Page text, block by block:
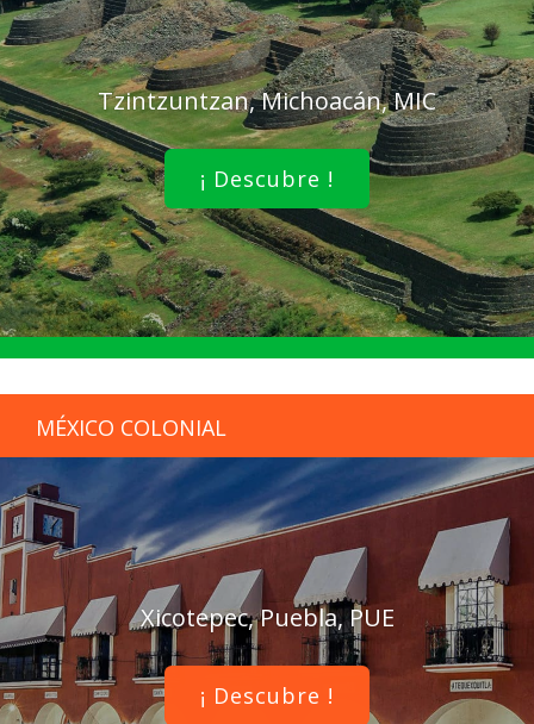
Tzintzuntzan, Michoacán, MIC
¡ Descubre !
MÉXICO COLONIAL
Xicotepec, Puebla, PUE
¡ Descubre !